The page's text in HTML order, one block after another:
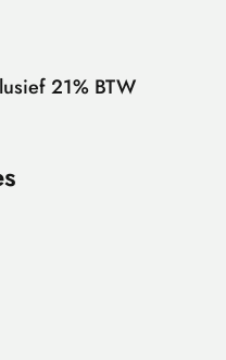
21% BTW